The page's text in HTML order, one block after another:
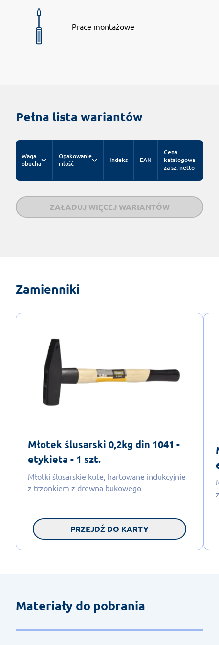
Prace montażowe
Pełna lista wariantów
Waga
obucha
Opakowanie
i ilość
Indeks EAN
Cena
katalogowa
za sz. netto
ZAŁADUJ WIĘCEJ WARIANTÓW
Zamienniki
Młotek ślusarski 0,2kg din 1041 -
etykieta - 1 szt.
Młotki ślusarskie kute, hartowane indukcyjnie
z trzonkiem z drewna bukowego
PRZEJDŹ DO KARTY
Materiały do pobrania